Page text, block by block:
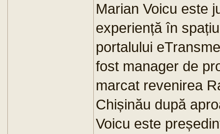
Marian Voicu este
experiență în
portalului
fost manager de
marcat revenirea
Chișinău după
Voicu este